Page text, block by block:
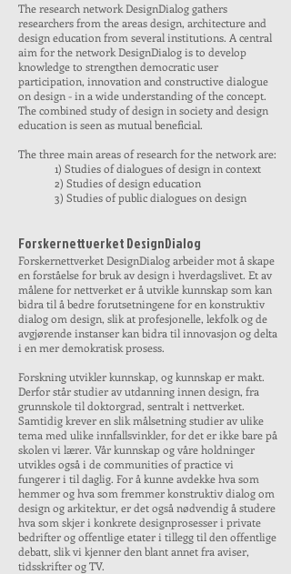
The research network DesignDialog gathers
researchers from the areas design, architecture and
design education from several institutions. A central
aim for the network DesignDialog is to develop
knowledge to strengthen democratic user
participation, innovation and constructive dialogue
on design - in a wide understanding of the concept.
The combined study of design in society and design
education is seen as mutual beneficial.
The three main areas of research for the network are:
1) Studies of dialogues of design in context
2) Studies of design education
3) Studies of public dialogues on design
Forskernettverket DesignDialog
Forskernettverket DesignDialog arbeider mot å skape
en forståelse for bruk av design i hverdagslivet. Et av
målene for nettverket er å utvikle kunnskap som kan
bidra til å bedre forutsetningene for en konstruktiv
dialog om design, slik at profesjonelle, lekfolk og de
avgjørende instanser kan bidra til innovasjon og delta
i en mer demokratisk prosess.
Forskning utvikler kunnskap, og kunnskap er makt.
Derfor står studier av utdanning innen design, fra
grunnskole til doktorgrad, sentralt i nettverket.
Samtidig krever en slik målsetning studier av ulike
tema med ulike innfallsvinkler, for det er ikke bare på
skolen vi lærer. Vår kunnskap og våre holdninger
utvikles også i de communities of practice vi
fungerer i til daglig. For å kunne avdekke hva som
hemmer og hva som fremmer konstruktiv dialog om
design og arkitektur, er det også nødvendig å studere
hva som skjer i konkrete designprosesser i private
bedrifter og offentlige etater i tillegg til den offentlige
debatt, slik vi kjenner den blant annet fra aviser,
tidsskrifter og TV.